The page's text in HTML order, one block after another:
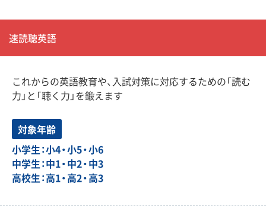
速読聴英語
これからの英語教育や、入試対策に対応するための「読む
力」と「聴く力」を鍛えます
対象年齢
小学生：小4・小5・小6
中学生：中1・中2・中3
高校生：高1・高2・高3